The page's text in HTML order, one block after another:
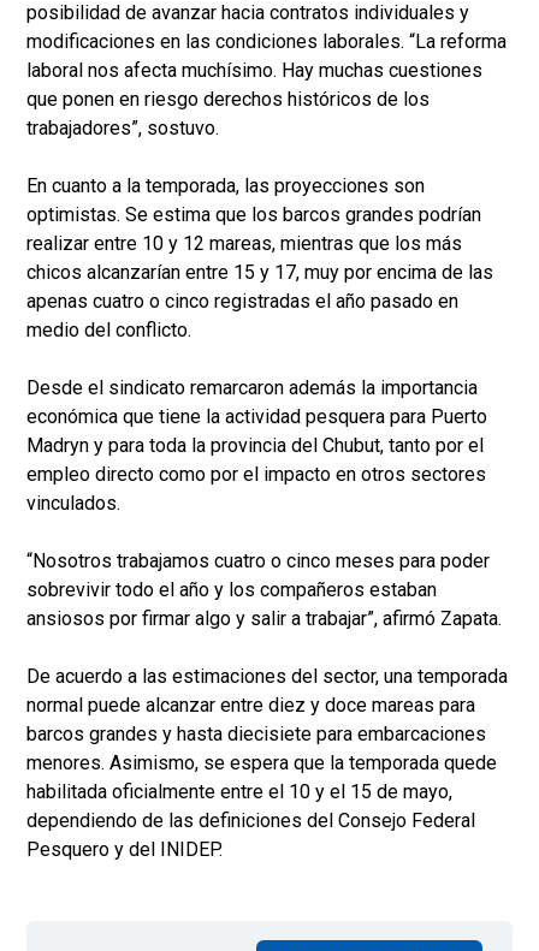
posibilidad de avanzar hacia contratos individuales y
modificaciones en las condiciones laborales. “La reforma
laboral nos afecta muchísimo. Hay muchas cuestiones
que ponen en riesgo derechos históricos de los
trabajadores”, sostuvo.
En cuanto a la temporada, las proyecciones son
optimistas. Se estima que los barcos grandes podrían
realizar entre 10 y 12 mareas, mientras que los más
chicos alcanzarían entre 15 y 17, muy por encima de las
apenas cuatro o cinco registradas el año pasado en
medio del conflicto.
Desde el sindicato remarcaron además la importancia
económica que tiene la actividad pesquera para Puerto
Madryn y para toda la provincia del Chubut, tanto por el
empleo directo como por el impacto en otros sectores
vinculados.
“Nosotros trabajamos cuatro o cinco meses para poder
sobrevivir todo el año y los compañeros estaban
ansiosos por firmar algo y salir a trabajar”, afirmó Zapata.
De acuerdo a las estimaciones del sector, una temporada
normal puede alcanzar entre diez y doce mareas para
barcos grandes y hasta diecisiete para embarcaciones
menores. Asimismo, se espera que la temporada quede
habilitada oficialmente entre el 10 y el 15 de mayo,
dependiendo de las definiciones del Consejo Federal
Pesquero y del INIDEP.